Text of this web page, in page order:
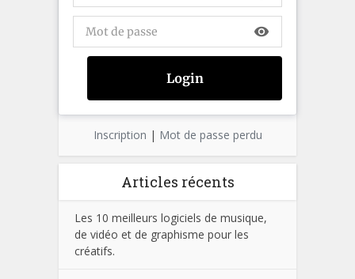
visibility
Inscription | Mot de passe perdu
Articles récents
Les 10 meilleurs logiciels de musique,
de vidéo et de graphisme pour les
créatifs.